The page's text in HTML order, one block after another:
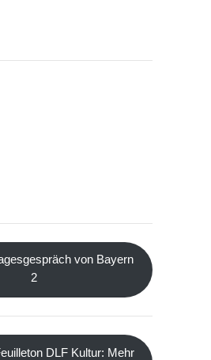
von Bayern
2
DLF Kultur: Mehr